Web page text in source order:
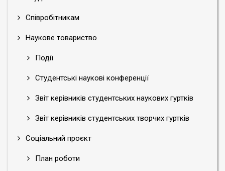
Співробітникам
Наукове товариство
Події
Студентські наукові конференції
Звіт керівників студентських наукових гуртків
Звіт керівників студентських творчих гуртків
Соціальний проєкт
План роботи